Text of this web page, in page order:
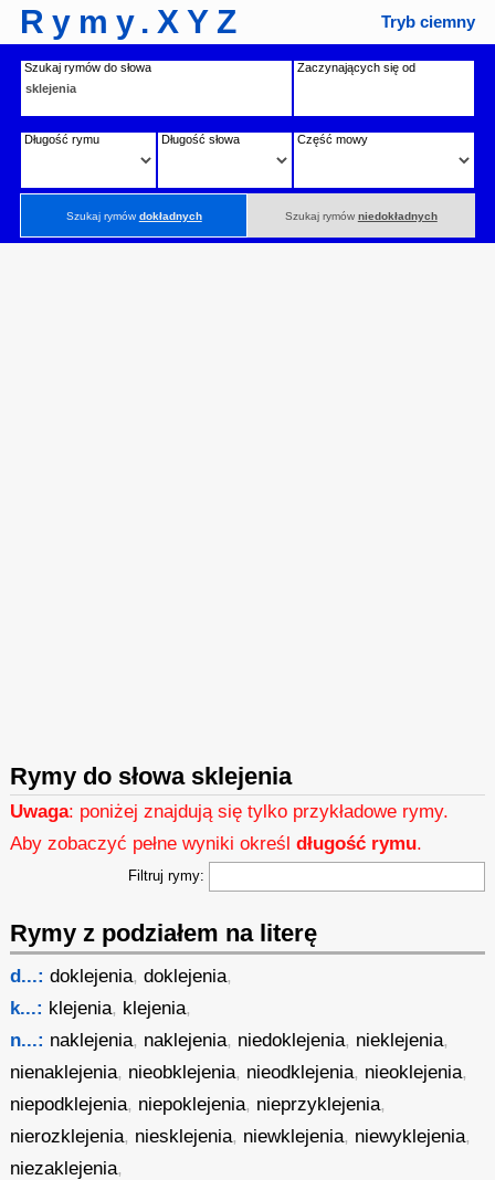
Rymy.XYZ Tryb ciemny
Szukaj rymów do słowa Zaczynających się od
Długość rymu Długość słowa Część mowy
Szukaj rymówdokładnych Szukaj rymów niedokładnych
Rymy do słowa sklejenia
Uwaga: poniżej znajdują się tylko przykładowe rymy.
Aby zobaczyć pełne wyniki określdługość rymu.
Filtruj rymy:
Rymy z podziałem na literę
d...: doklejenia,doklejenia,
k...: klejenia, klejenia,
n...: naklejenia, naklejenia, niedoklejenia, nieklejenia,
nienaklejenia, nieobklejenia, nieodklejenia, nieoklejenia,
niepodklejenia, niepoklejenia, nieprzyklejenia,
nierozklejenia, niesklejenia, niewklejenia, niewyklejenia,
niezaklejenia,